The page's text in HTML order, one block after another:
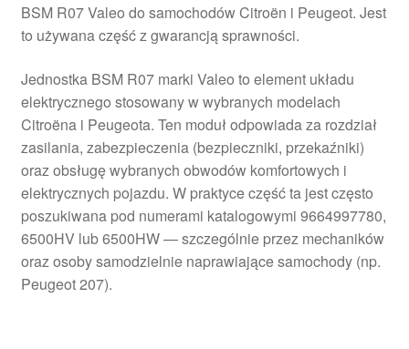
BSM R07 Valeo do samochodów Citroën i Peugeot. Jest
to używana część z gwarancją sprawności.
Jednostka BSM R07 marki Valeo to element układu
elektrycznego stosowany w wybranych modelach
Citroëna i Peugeota. Ten moduł odpowiada za rozdział
zasilania, zabezpieczenia (bezpieczniki, przekaźniki)
oraz obsługę wybranych obwodów komfortowych i
elektrycznych pojazdu. W praktyce część ta jest często
poszukiwana pod numerami katalogowymi 9664997780,
6500HV lub 6500HW — szczególnie przez mechaników
oraz osoby samodzielnie naprawiające samochody (np.
Peugeot 207).